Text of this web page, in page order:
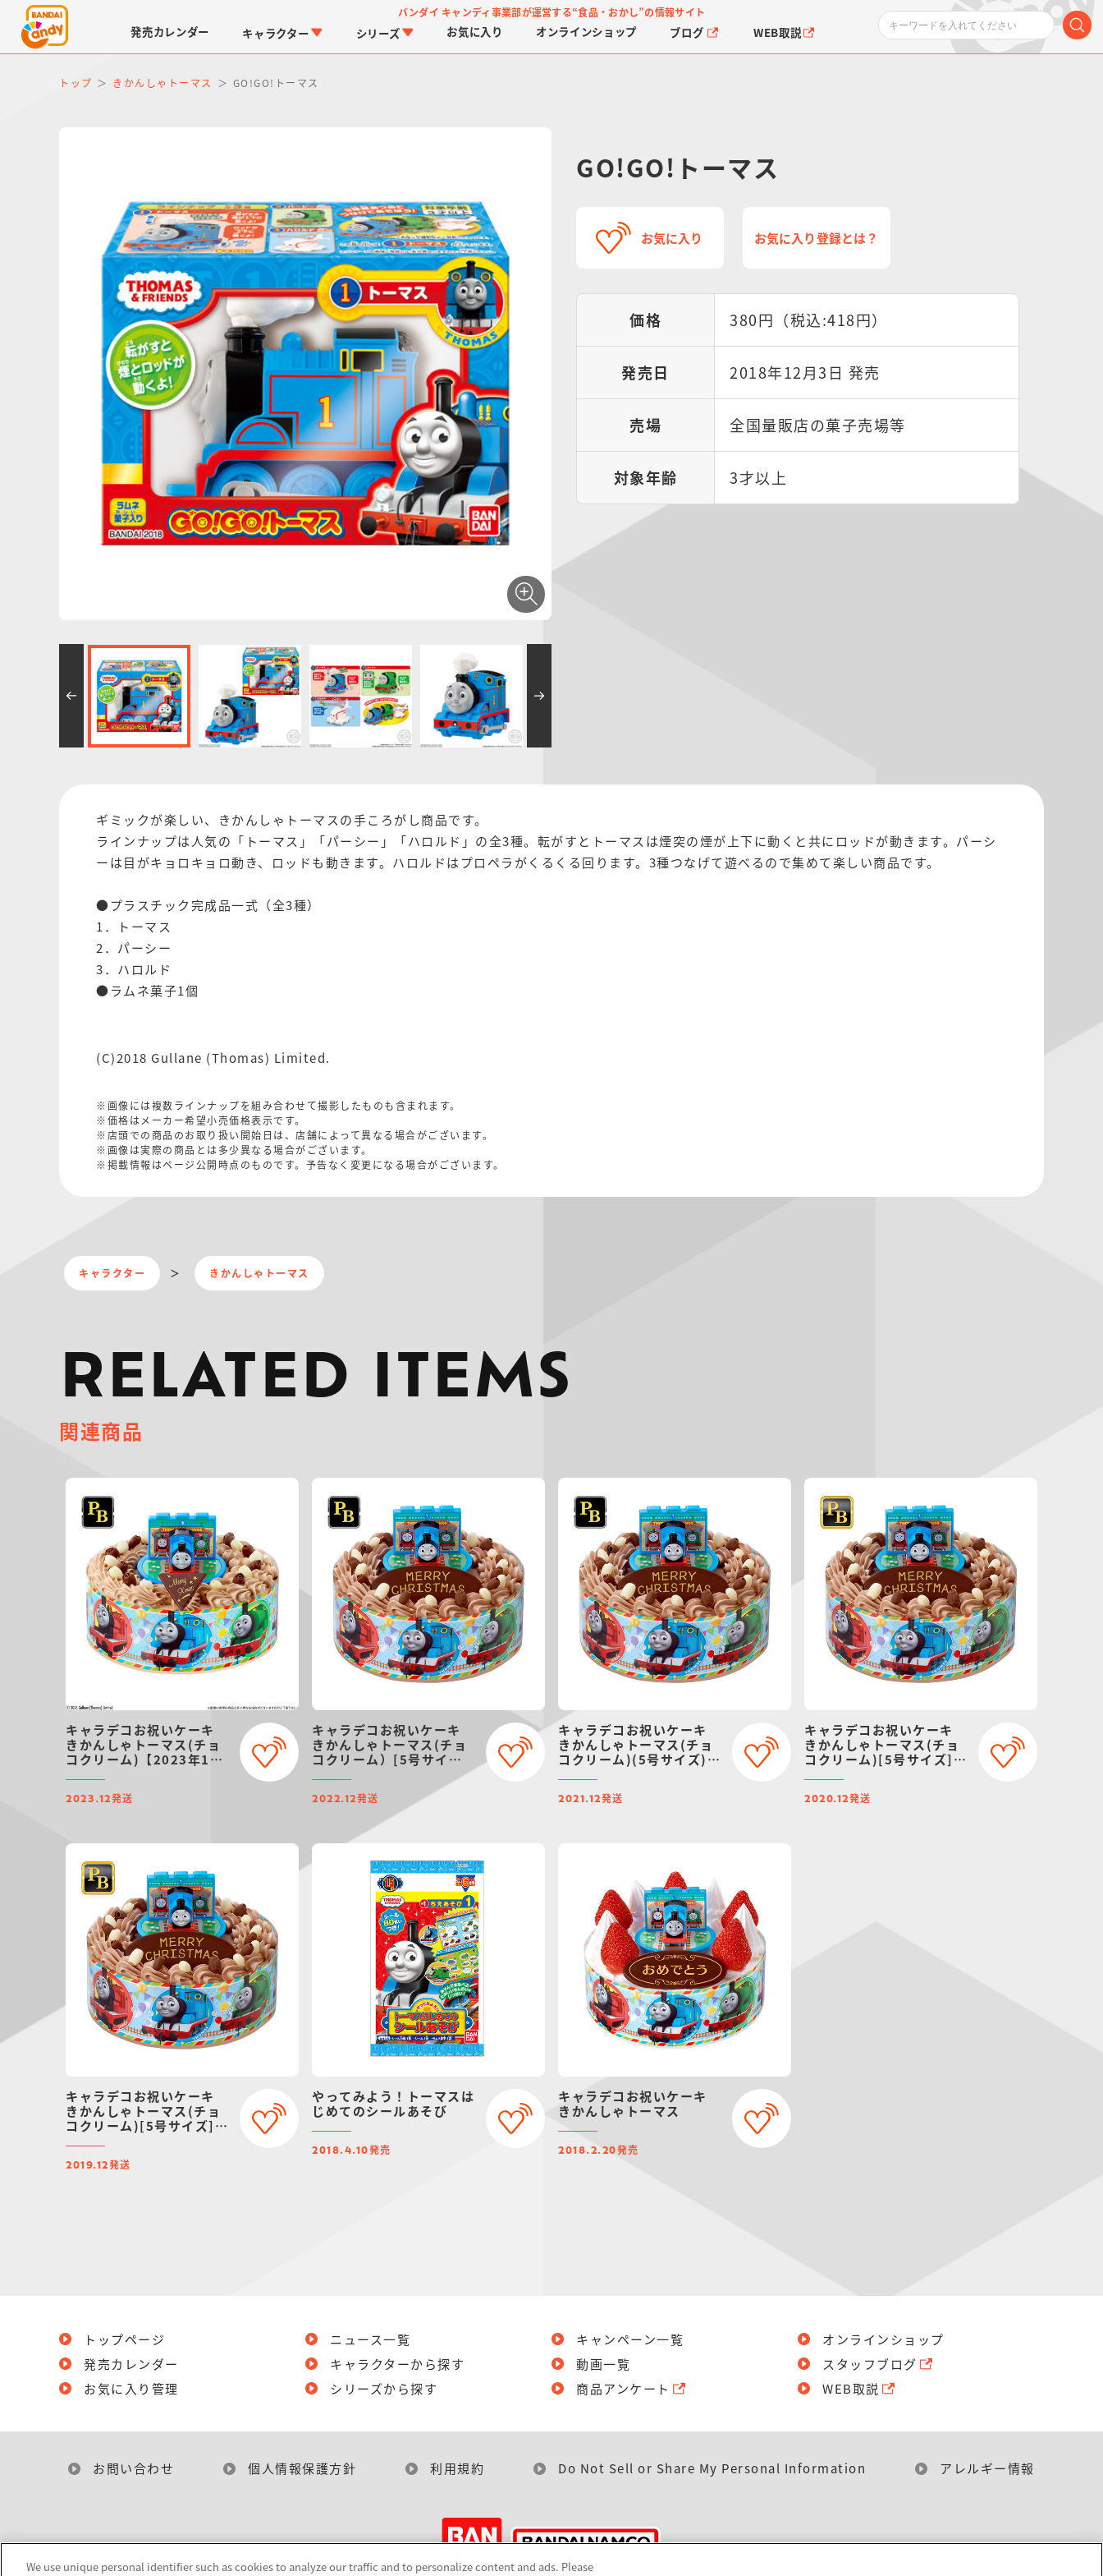
バンダイ キャンディ事業部が運営する“食品・おかし”の情報サイト
発売カレンダー キャラクター
LINK TRAVELERS 仮面ライダーシリーズ
PROJECT R.E.D.・ス
ーパー戦隊シリーズ
プリキュアシリーズ
シリーズ
チョコボックス キャラパキ つりグミ チョコサプ
スクエアシール
お気に入り オンラインショップ ブログ WEB取説
トップ きかんしゃトーマス GO!GO!トーマス
GO!GO!トーマス
お気に入り お気に入り登録とは？
価格 380円（税込:418円）
発売日 2018年12月3日 発売
売場 全国量販店の菓子売場等
対象年齢 3才以上
ギミックが楽しい、きかんしゃトーマスの手ころがし商品です。
ラインナップは人気の「トーマス」「パーシー」「ハロルド」の全3種。転がすとトーマスは煙突の煙が上下に動くと共にロッドが動きます。パーシ
ーは目がキョロキョロ動き、ロッドも動きます。ハロルドはプロペラがくるくる回ります。3種つなげて遊べるので集めて楽しい商品です。
●プラスチック完成品一式（全3種）
1．トーマス
2．パーシー
3．ハロルド
●ラムネ菓子1個
(C)2018 Gullane (Thomas) Limited.
※画像には複数ラインナップを組み合わせて撮影したものも含まれます。
※価格はメーカー希望小売価格表示です。
※店頭での商品のお取り扱い開始日は、店舗によって異なる場合がございます。
※画像は実際の商品とは多少異なる場合がございます。
※掲載情報はページ公開時点のものです。予告なく変更になる場合がございます。
キャラクター きかんしゃトーマス
RELATED ITEMS
関連商品
キャラデコお祝いケーキ
きかんしゃトーマス(チョ
コクリーム)【2023年12
2023.12発送
キャラデコお祝いケーキ
きかんしゃトーマス(チョ
コクリーム）[5号サイズ]
【2022年12月発送・クリ
スマス予約】
2022.12発送
キャラデコお祝いケーキ
きかんしゃトーマス(チョ
コクリーム)(5号サイズ)
スマス予約】
2021.12発送
キャラデコお祝いケーキ
きかんしゃトーマス(チョ
コクリーム)[5号サイズ]
スマス予約】
2020.12発送
キャラデコお祝いケーキ
きかんしゃトーマス(チョ
コクリーム)[5号サイズ]
スマス予約】
2019.12発送
やってみよう！トーマスは
じめてのシールあそび
2018.4.10発売
キャラデコお祝いケーキ
きかんしゃトーマス
2018.2.20発売
トップページ
発売カレンダー
お気に入り管理
ニュース一覧
キャラクターから探す
シリーズから探す
キャンペーン一覧
動画一覧
商品アンケート
オンラインショップ
スタッフブログ
WEB取説
お問い合わせ 個人情報保護方針 利用規約 Do Not Sell or Share My Personal Information アレルギー情報
We use unique personal identifier such as cookies to analyze our traffic and to personalize content and ads. Please